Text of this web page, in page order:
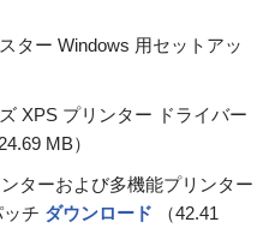
ター Windows 用セットアッ
XPS プリンター ドライバー
24.69 MB）
ターおよび多機能プリンター
チ ダウンロード
（42.41